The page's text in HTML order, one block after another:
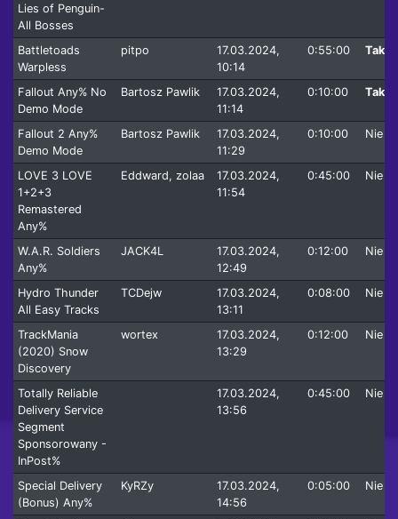
Lies of Penguin-
All Bosses
Battletoads
Warpless
pitpo
17.03.2024,
10:14
0:55:00 Tak
Fallout Any% No
Demo Mode
Bartosz Pawlik
17.03.2024,
11:14
0:10:00 Tak
Fallout 2 Any%
Demo Mode
Bartosz Pawlik
17.03.2024,
11:29
0:10:00 Nie
LOVE 3 LOVE
1+2+3
Remastered
Any%
Eddward, zolaa
17.03.2024,
11:54
0:45:00 Nie
W.A.R. Soldiers
Any%
JACK4L
17.03.2024,
12:49
0:12:00 Nie
Hydro Thunder
All Easy Tracks
TCDejw
17.03.2024,
13:11
0:08:00 Nie
TrackMania
(2020) Snow
Discovery
wortex
17.03.2024,
13:29
0:12:00 Nie
Totally Reliable
Delivery Service
Segment
Sponsorowany -
InPost%
17.03.2024,
13:56
0:45:00 Nie
Special Delivery
(Bonus) Any%
KyRZy
17.03.2024,
14:56
0:05:00 Nie